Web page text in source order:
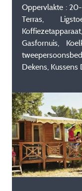
Oppervlakte :
Terras,
Gasfornuis,
Dekens,